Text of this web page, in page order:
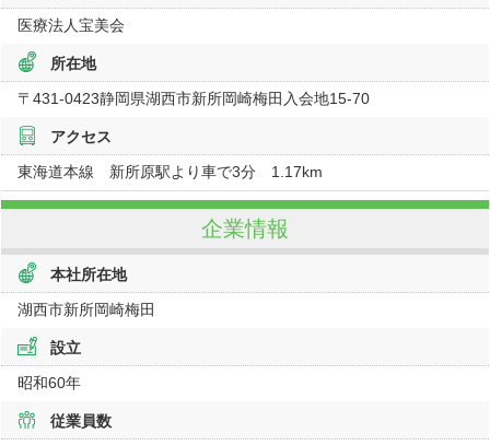
医療法人宝美会
所在地
〒431-0423静岡県湖西市新所岡崎梅田入会地15-70
アクセス
東海道本線 新所原駅より車で3分 1.17km
企業情報
本社所在地
湖西市新所岡崎梅田
設立
昭和60年
従業員数